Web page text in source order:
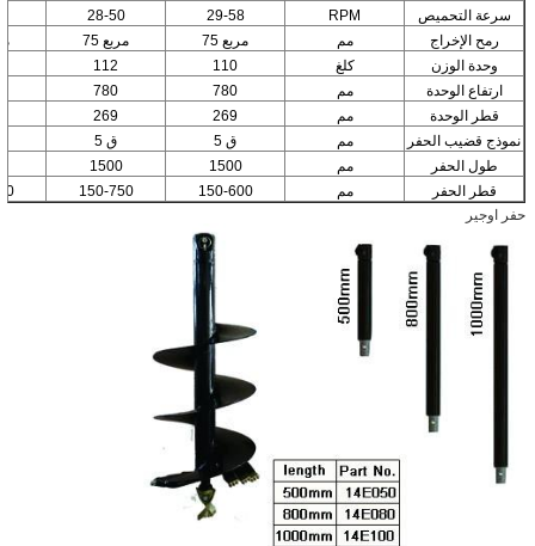
سرعة التحميص
RPM
29-58
28-50
رمح الإخراج
مم مربع 75 مربع 75
وحدة الوزن
كلغ 110
112
ارتفاع الوحدة
مم 780
780
قطر الوحدة
مم 269
269
نموذج قضيب الحفر
مم ق 5
ق 5
طول الحفر
مم 1500
1500
قطر الحفر
مم 150-600
150-750
حفر اوجير